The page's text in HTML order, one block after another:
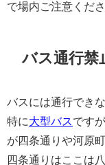
で場内ご注意くださ
バス通行禁
バスには通行でき
特に大型バスです
が四条通りや河原
四条通りはここは